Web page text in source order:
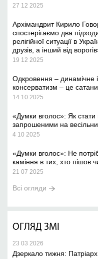
27 12 2025
Архімандрит Кирило
спостерігаємо два
релігійної ситуації в
друзів, а інший від
19 12 2025
Одкровення – динамічне
консерватизм – це
14 10 2025
«Думки вголос»: Як стати
запрошеними на
4 10 2025
«Думки вголос»: Не
каміння в тих, хто пішов
21 07 2025
Всі огляди
ОГЛЯД ЗМІ
23 03 2026
Дзеркало тижня: